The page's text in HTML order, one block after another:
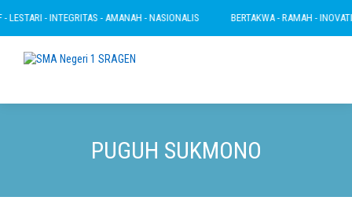
- INTEGRITAS - AMANAH - NASIONALIS BERTAKWA - RAMAH -
PUGUH SUKMONO